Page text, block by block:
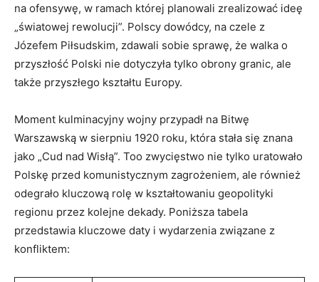
na ofensywę, w ramach ⁢której planowali zrealizować ideę
„światowej rewolucji”. Polscy dowódcy, na czele z
Józefem Piłsudskim, zdawali sobie sprawę, że walka‌ o
przyszłość Polski nie ⁤dotyczyła tylko obrony granic, ale
także przyszłego kształtu Europy.
Moment kulminacyjny wojny przypadł na Bitwę
Warszawską w sierpniu 1920 roku, która stała się znana
jako „Cud nad Wisłą”. Too zwycięstwo nie tylko ⁤uratowało
Polskę przed komunistycznym zagrożeniem, ale również
odegrało kluczową rolę w kształtowaniu geopolityki
regionu przez kolejne dekady. Poniższa tabela
przedstawia kluczowe daty ⁣i wydarzenia związane​ z⁢
konfliktem: